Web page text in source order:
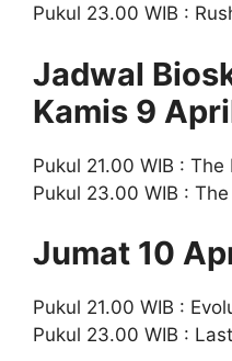
Pukul 23.00 WIB :
Jadwal
Kamis 9
Pukul 21.00 WIB :
Pukul 23.00 WIB :
Jumat 10
Pukul 21.00 WIB :
Pukul 23.00 WIB :